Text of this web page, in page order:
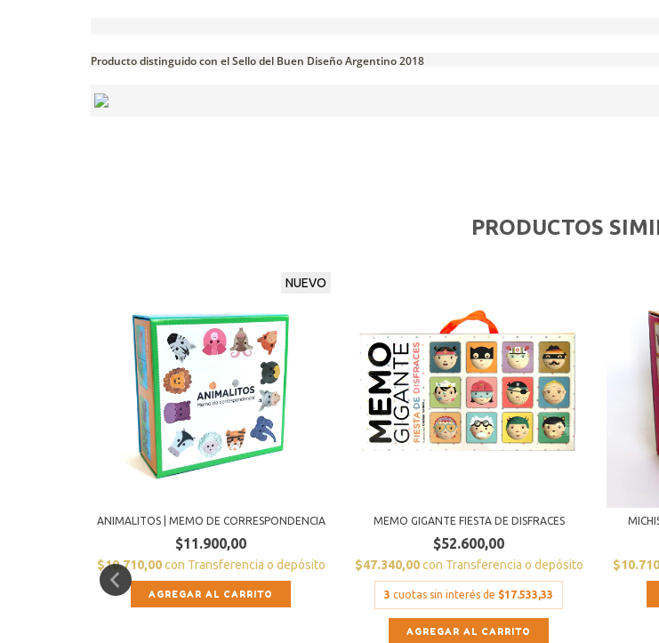
Producto distinguido con el Sello del Buen Diseño Argentino 2018
PRODUCTOS
NUEVO
ANIMALITOS | MEMO DE CORRESPONDENCIA
$11.900,00
$10.710,00con Transferencia o depósito
MEMO GIGANTE FIESTA DE DISFRACES
$52.600,00
$47.340,00con Transferencia o depósito
3 cuotas sin interés de $17.533,33